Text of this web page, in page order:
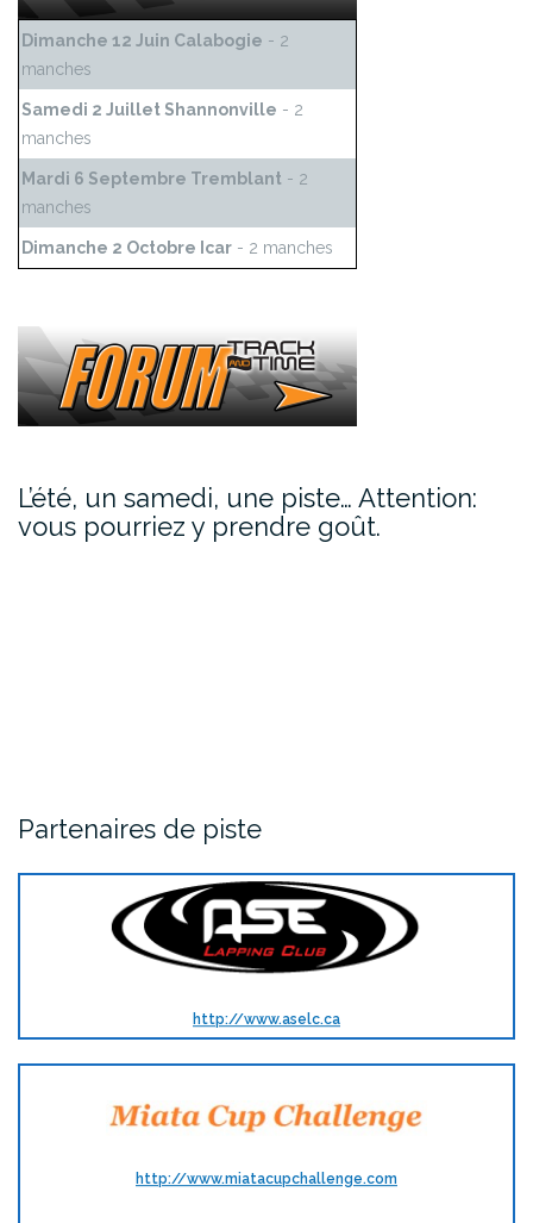
Dimanche 12 Juin Calabogie - 2
manches
Samedi 2 Juillet Shannonville - 2
manches
Mardi 6 Septembre Tremblant - 2
manches
Dimanche 2 Octobre Icar - 2 manches
L’été, un samedi, une piste… Attention:
vous pourriez y prendre goût.
Partenaires de piste
http://www.aselc.ca
http://www.miatacupchallenge.com